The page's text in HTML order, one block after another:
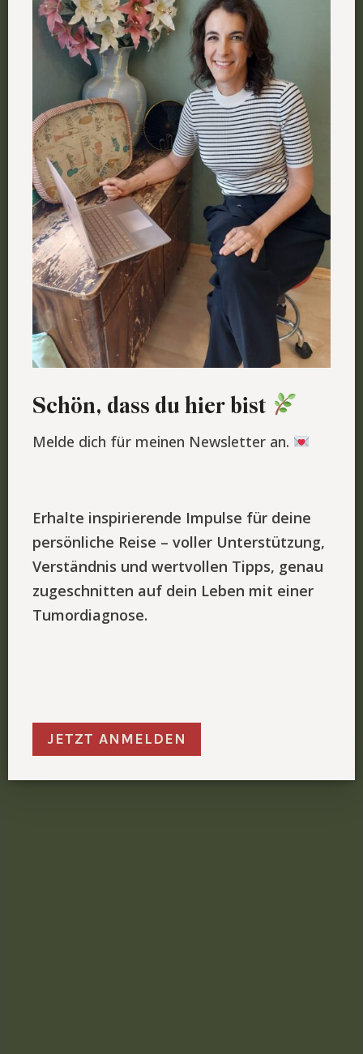
Schön, dass du hier bist
Melde dich für meinen Newsletter an.
Erhalte inspirierende Impulse für deine
persönliche Reise – voller Unterstützung,
Verständnis und wertvollen Tipps, genau
zugeschnitten auf dein Leben mit einer
Tumordiagnose.
JETZT ANMELDEN